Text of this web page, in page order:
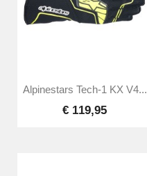
Alpinestars Tech-1 KX V4...
€ 119,95